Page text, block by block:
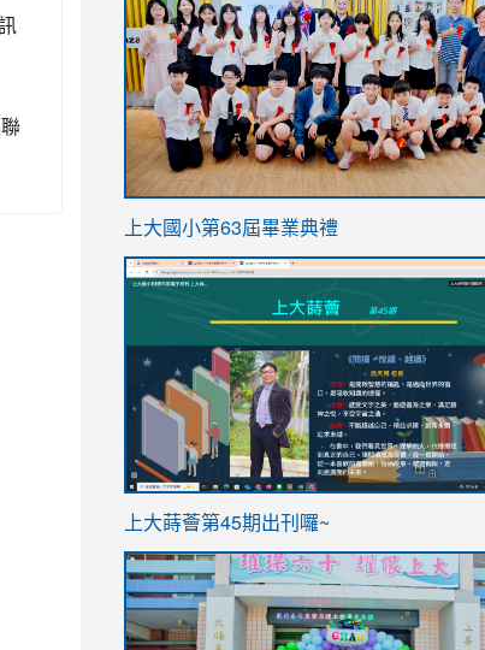
link
https://sites.google.com/stes.tyc.edu.tw/
上大國小第63屆畢業典禮
link
ink
https://sites.google.com/stes.tyc.edu.tw/
link
https://sites.google.com/stes.tyc.edu.tw/
上大蒔薈第45期出刊囉~